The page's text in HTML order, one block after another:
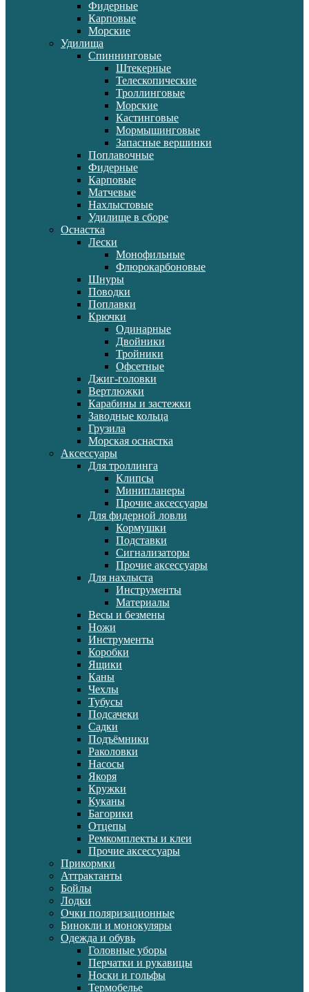
Фидерные
Карповые
Морские
Удилища
Спиннинговые
Штекерные
Телескопические
Троллинговые
Морские
Кастинговые
Мормышинговые
Запасные вершинки
Поплавочные
Фидерные
Карповые
Матчевые
Нахлыстовые
Удилище в сборе
Оснастка
Лески
Монофильные
Флюрокарбоновые
Шнуры
Поводки
Поплавки
Крючки
Одинарные
Двойники
Тройники
Офсетные
Джиг-головки
Вертлюжки
Карабины и застежки
Заводные кольца
Грузила
Морская оснастка
Аксессуары
Для троллинга
Клипсы
Минипланеры
Прочие аксессуары
Для фидерной ловли
Кормушки
Подставки
Сигнализаторы
Прочие аксессуары
Для нахлыста
Инструменты
Материалы
Весы и безмены
Ножи
Инструменты
Коробки
Ящики
Каны
Чехлы
Тубусы
Подсачеки
Садки
Подъёмники
Раколовки
Насосы
Якоря
Кружки
Куканы
Багорики
Отцепы
Ремкомплекты и клеи
Прочие аксессуары
Прикормки
Аттрактанты
Бойлы
Лодки
Очки поляризационные
Бинокли и монокуляры
Одежда и обувь
Головные уборы
Перчатки и рукавицы
Носки и гольфы
Термобелье